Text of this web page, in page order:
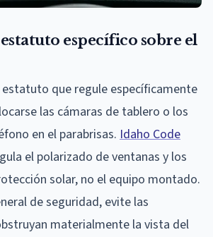
específico sobre el
que regule específicamente
las cámaras de tablero o los
en el parabrisas. Idaho Code
el polarizado de ventanas y los
solar, no el equipo montado.
de seguridad, evite las
materialmente la vista del